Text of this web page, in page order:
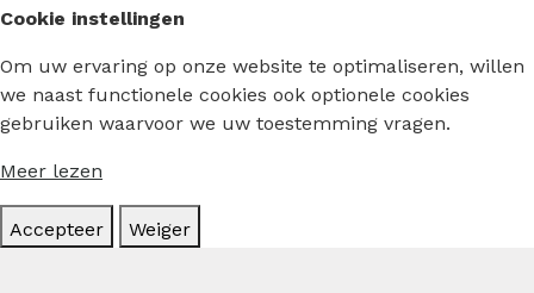
Cookie instellingen
Om uw ervaring op onze website te optimaliseren, willen
we naast functionele cookies ook optionele cookies
gebruiken waarvoor we uw toestemming vragen.
Meer lezen
Accepteer Weiger